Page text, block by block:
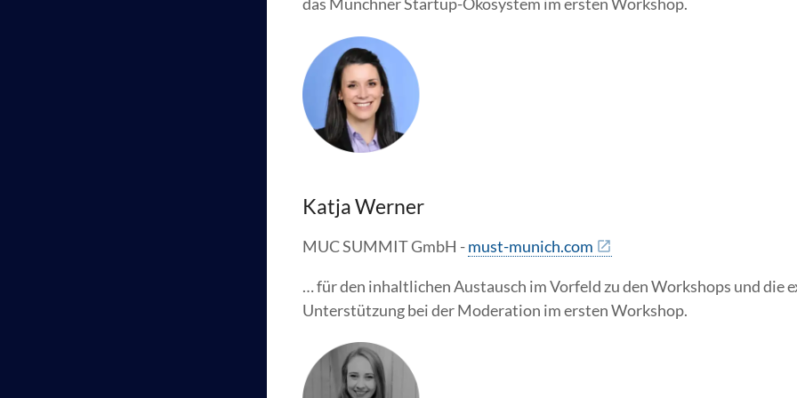
Katja Werner
MUC SUMMIT GmbH -must-munich.com
… für den inhaltlichen Austausch im Vorfeld zu den Workshops und die
Unterstützung bei der Moderation im ersten Workshop.